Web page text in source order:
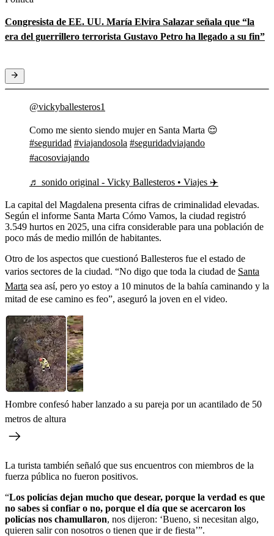
Congresista de EE. UU. María Elvira Salazar señala que “la
era del guerrillero terrorista Gustavo Petro ha llegado a su fin”
@vickyballesteros1
Como me siento siendo mujer en Santa Marta 😌
#seguridad #viajandosola #seguridadviajando
#acosoviajando
♬ sonido original - Vicky Ballesteros • Viajes ✈️
La capital del Magdalena presenta cifras de criminalidad elevadas.
Según el informe Santa Marta Cómo Vamos, la ciudad registró
3.549 hurtos en 2025, una cifra considerable para una población de
poco más de medio millón de habitantes.
Otro de los aspectos que cuestionó Ballesteros fue el estado de
varios sectores de la ciudad. “No digo que toda la ciudad de Santa
Marta sea así, pero yo estoy a 10 minutos de la bahía caminando y la
mitad de ese camino es feo”, aseguró la joven en el video.
Hombre confesó haber lanzado a su pareja por un acantilado de 50
metros de altura
La turista también señaló que sus encuentros con miembros de la
fuerza pública no fueron positivos.
“Los policías dejan mucho que desear, porque la verdad es que
no sabes si confiar o no, porque el día que se acercaron los
policías nos chamullaron, nos dijeron: ‘Bueno, si necesitan algo,
quieren salir con nosotros o tienen que ir de fiesta’”.